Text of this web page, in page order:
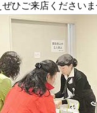
ひご来店くださいま